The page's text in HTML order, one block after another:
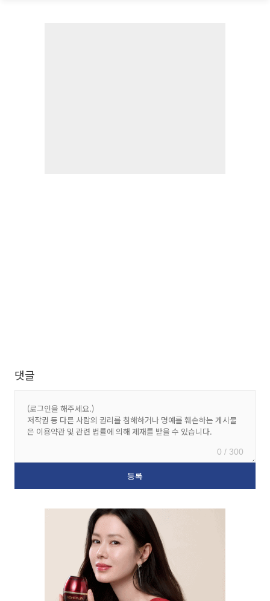
댓글
0 / 300